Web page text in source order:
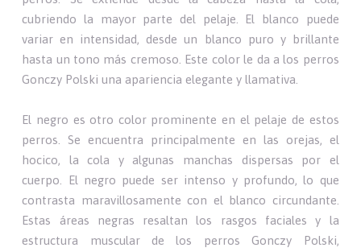
cubriendo la mayor parte del pelaje. El blanco puede
variar en intensidad, desde un blanco puro y brillante
hasta un tono más cremoso. Este color le da a los perros
Gonczy Polski una apariencia elegante y llamativa.
El negro es otro color prominente en el pelaje de estos
perros. Se encuentra principalmente en las orejas, el
hocico, la cola y algunas manchas dispersas por el
cuerpo. El negro puede ser intenso y profundo, lo que
contrasta maravillosamente con el blanco circundante.
Estas áreas negras resaltan los rasgos faciales y la
estructura muscular de los perros Gonczy Polski,